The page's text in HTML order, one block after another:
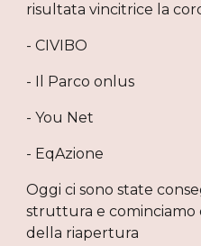
risultata vincitrice la
- CIVIBO
- Il Parco onlus
- You Net
- EqAzione
Oggi ci sono state
struttura e cominciamo
della riapertura